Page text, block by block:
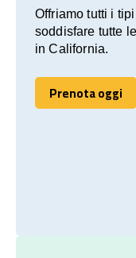
Offriamo tutti i
soddisfare tutte
in California.
Prenota oggi
Prenota oggi